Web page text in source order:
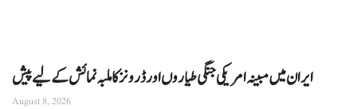
ایران میں مبینہ امریکی جنگی طیاروں اور ڈرونز کا ملبہ نمائش کے لیے پیش
August 8, 2026